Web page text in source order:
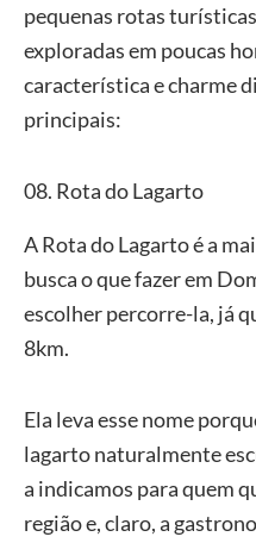
pequenas rotas
exploradas em poucas
característica e charme
principais:
08. Rota do Lagarto
A Rota do Lagarto é a
busca o que fazer em
escolher percorre-la, já
8km.
Ela leva esse nome
lagarto naturalmente
a indicamos para quem
região e, claro, a